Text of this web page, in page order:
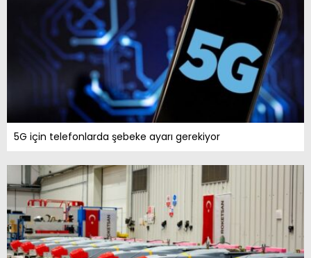
5G için telefonlarda şebeke ayarı gerekiyor